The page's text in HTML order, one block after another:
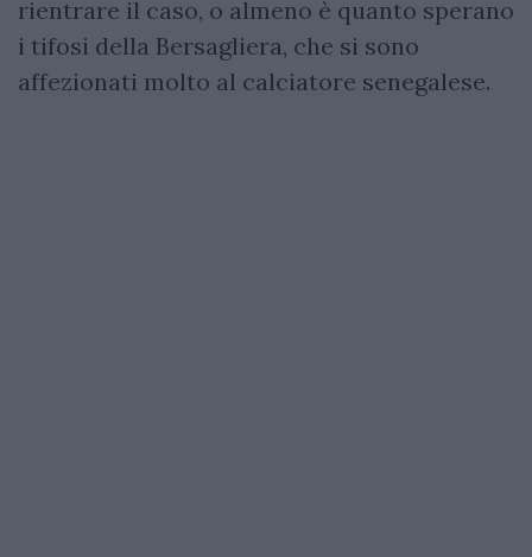
rientrare il caso, o almeno è quanto sperano
i tifosi della Bersagliera, che si sono
affezionati molto al calciatore senegalese.